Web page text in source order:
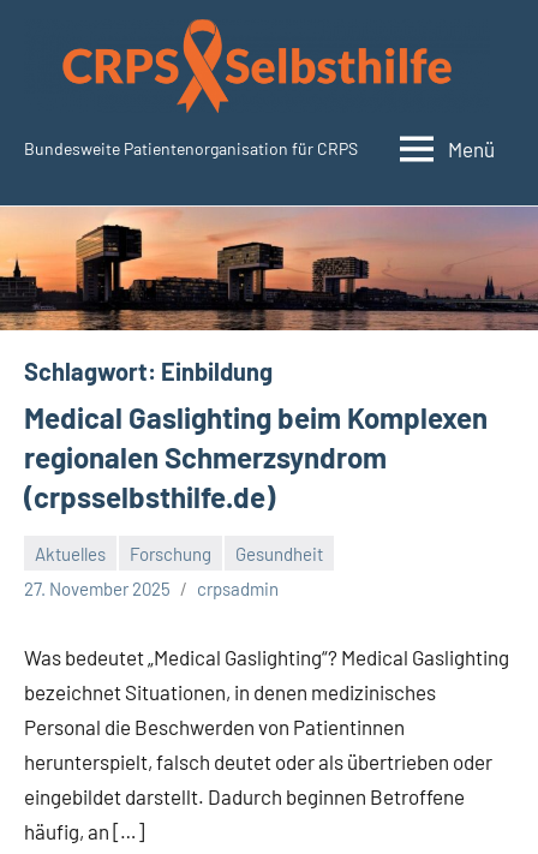
springen
CRPSSelbsthilfe.org
Bundesweite Patientenorganisation für CRPS Menü
Schlagwort: Einbildung
Medical Gaslighting beim Komplexen
regionalen Schmerzsyndrom
(crpsselbsthilfe.de)
Aktuelles Forschung
Gesundheit
27. November 2025
crpsadmin
Was bedeutet „Medical Gaslighting“? Medical Gaslighting
bezeichnet Situationen, in denen medizinisches
Personal die Beschwerden von Patientinnen
herunterspielt, falsch deutet oder als übertrieben oder
eingebildet darstellt. Dadurch beginnen Betroffene
häufig, an […]